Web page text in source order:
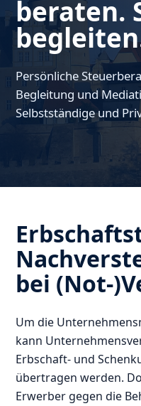
beraten.
Persönliche
Begleitung und
Selbstständige und
bei (Not-
Um die
kann
Erbschaft- und
übertragen werden.
Erwerber gegen die